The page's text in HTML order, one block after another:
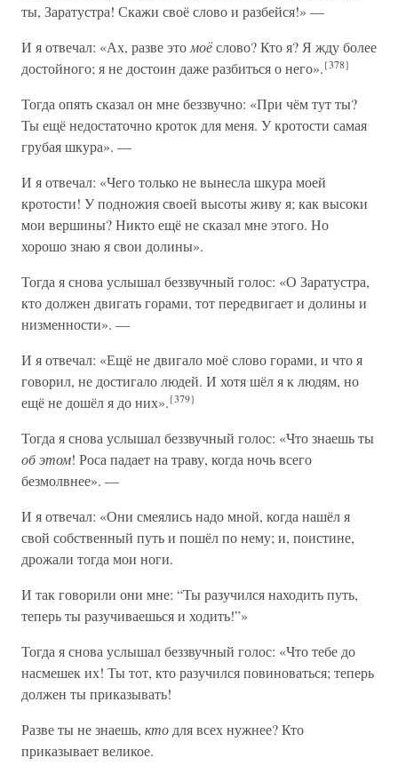
ты, Заратустра! Скажи своё слово и разбейся!» —
И я отвечал: «Ах, разве это моёслово? Кто я? Я жду более
достойного; я не достоин даже разбиться о него».{378}
Тогда опять сказал он мне беззвучно: «При чём тут ты?
Ты ещё недостаточно кроток для меня. У кротости самая
грубая шкура». —
И я отвечал: «Чего только не вынесла шкура моей
кротости! У подножия своей высоты живу я; как высоки
мои вершины? Никто ещё не сказал мне этого. Но
хорошо знаю я свои долины».
Тогда я снова услышал беззвучный голос: «О Заратустра,
кто должен двигать горами, тот передвигает и долины и
низменности». —
И я отвечал: «Ещё не двигало моё слово горами, и что я
говорил, не достигало людей. И хотя шёл я к людям, но
ещё не дошёл я до них».{379}
Тогда я снова услышал беззвучный голос: «Что знаешь ты
об этом! Роса падает на траву, когда ночь всего
безмолвнее». —
И я отвечал: «Они смеялись надо мной, когда нашёл я
свой собственный путь и пошёл по нему; и, поистине,
дрожали тогда мои ноги.
И так говорили они мне: “Ты разучился находить путь,
теперь ты разучиваешься и ходить!”»
Тогда я снова услышал беззвучный голос: «Что тебе до
насмешек их! Ты тот, кто разучился повиноваться; теперь
должен ты приказывать!
Разве ты не знаешь, кто для всех нужнее? Кто
приказывает великое.